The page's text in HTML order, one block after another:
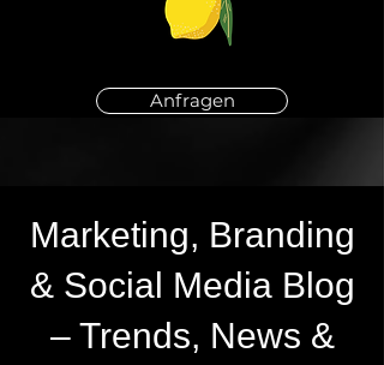
Anfragen
Marketing, Branding
& Social Media Blog
– Trends, News &